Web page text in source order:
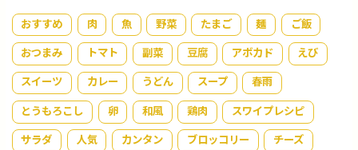
おすすめ 肉 魚 野菜 たまご 麺 ご飯
おつまみ トマト 副菜 豆腐 アボカド えび
スイーツ カレー うどん スープ 春雨
とうもろこし 卵 和風 鶏肉 スワイプレシピ
サラダ 人気 カンタン ブロッコリー チーズ